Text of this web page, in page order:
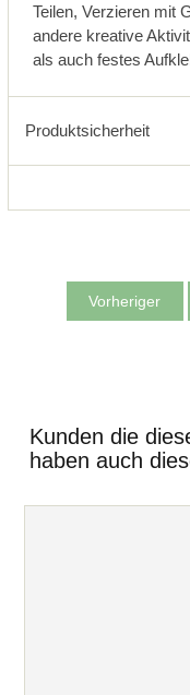
Teilen, Verzieren mit
andere kreative
als auch festes
Produktsicherheit
Vorheriger
Kunden die
haben auch